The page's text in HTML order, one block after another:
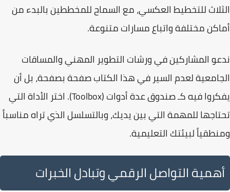
الثلاث للتخطيط العكسي، مع السماح للمخططين بالبدء من
أماكن مختلفة واتباع مسارات متنوعة.
ندعو المشاركين في ورشات التطوير المهني والمساقات
الجامعية لعدم السير في هذا الكتاب صفحة بصفحة، بل أن
يفكروا فيه كـصندوق عدة أدوات (Toolbox)
. اختر الأداة التي
تحتاجها للمهمة التي بين يديك، وبالتسلسل الذي تراه مناسباً
ومنطقياً لبيئتك التعليمية.
أهمية التواصل الرقمي وتبادل الخبرات